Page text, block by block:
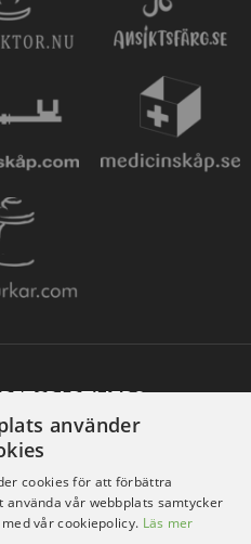
använder
cookies för att förbättra
vår webbplats samtycker
vår cookiepolicy. Läs mer